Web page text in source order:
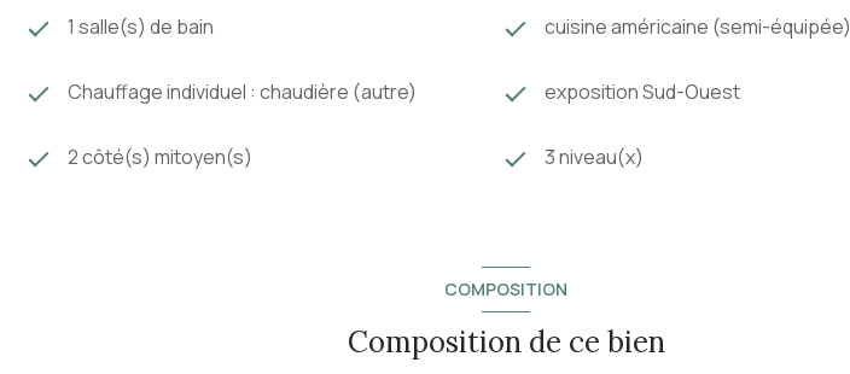
1 salle(s) de bain cuisine américaine (semi-équipée)
Chauffage individuel : chaudière (autre) exposition Sud-Ouest
2 côté(s) mitoyen(s) 3 niveau(x)
COMPOSITION
composition de ce bien